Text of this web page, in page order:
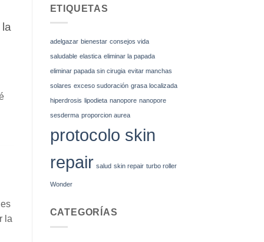
la
ETIQUETAS
adelgazar bienestar consejos vida
saludable elastica eliminar la papada
eliminar papada sin cirugia evitar manchas
solares exceso sudoración grasa localizada
hiperdrosis lipodieta nanopore nanopore
sesderma proporcion aurea
protocolo skin
repair salud skin repair turbo roller
Wonder
CATEGORÍAS